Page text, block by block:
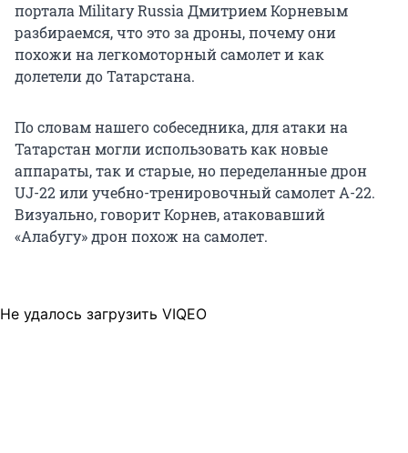
портала Military Russia Дмитрием Корневым
разбираемся, что это за дроны, почему они
похожи на легкомоторный самолет и как
долетели до Татарстана.
По словам нашего собеседника, для атаки на
Татарстан могли использовать как новые
аппараты, так и старые, но переделанные дрон
UJ-22 или учебно-тренировочный самолет А-22.
Визуально, говорит Корнев, атаковавший
«Алабугу» дрон похож на самолет.
Не удалось загрузить VIQEO